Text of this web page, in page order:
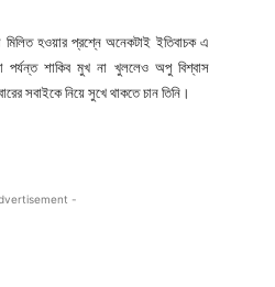
মিলিত হওয়ার প্রশ্নে অনেকটাই ইতিবাচক এ
পর্যন্ত শাকিব মুখ না খুললেও অপু বিশ্বাস
সবাইকে নিয়ে সুখে থাকতে চান তিনি।
-